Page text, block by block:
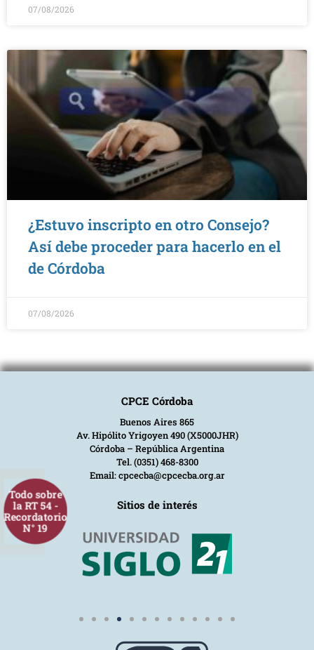
Todo sobre
la RT 54 -
Recordatorio
N° 19
07/08/2026
¿Estuvo inscripto en otro Consejo?
Así debe proceder para hacerlo en el
de Córdoba
07/08/2026
CPCE Córdoba
Buenos Aires 865
Av. Hipólito Yrigoyen 490 (X5000JHR)
Córdoba – República Argentina
Tel. (0351) 468-8300
Email: cpcecba@cpcecba.org.ar
Sitios de interés